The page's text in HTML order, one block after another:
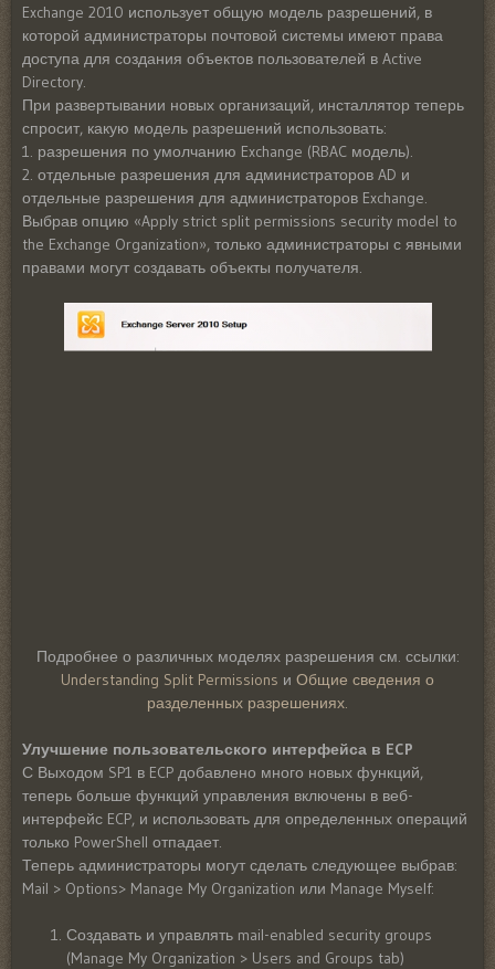
Exchange 2010 использует общую модель разрешений, в
которой администраторы почтовой системы имеют права
доступа для создания объектов пользователей в Active
Directory.
При развертывании новых организаций, инсталлятор теперь
спросит, какую модель разрешений использовать:
1. разрешения по умолчанию Exchange (RBAC модель).
2. отдельные разрешения для администраторов AD и
отдельные разрешения для администраторов Exchange.
Выбрав опцию «Apply strict split permissions security model to
the Exchange Organization», только администраторы с явными
правами могут создавать объекты получателя.
Подробнее о различных моделях разрешения см. ссылки:
Understanding Split Permissions и Общие сведения о
разделенных разрешениях.
Улучшение пользовательского интерфейса в ECP
С Выходом SP1 в ECP добавлено много новых функций,
теперь больше функций управления включены в веб-
интерфейс ECP, и использовать для определенных операций
только PowerShell отпадает.
Теперь администраторы могут сделать следующее выбрав:
Mail > Options> Manage My Organization или Manage Myself:
Создавать и управлять mail-enabled security groups
(Manage My Organization > Users and Groups tab)